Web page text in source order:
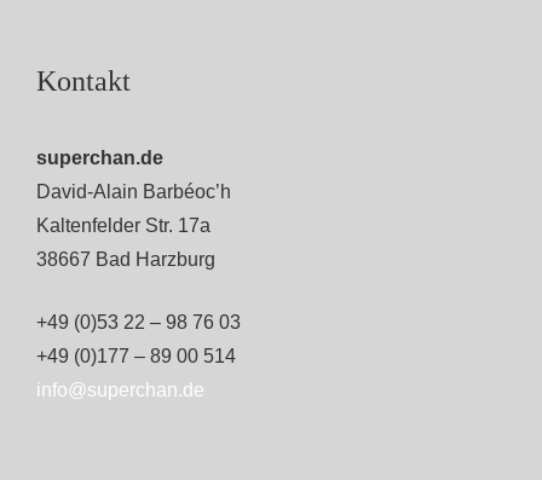
Kontakt
superchan.de
David-Alain Barbéoc’h
Kaltenfelder Str. 17a
38667 Bad Harzburg
+49 (0)53 22 – 98 76 03
+49 (0)177 – 89 00 514
info@superchan.de